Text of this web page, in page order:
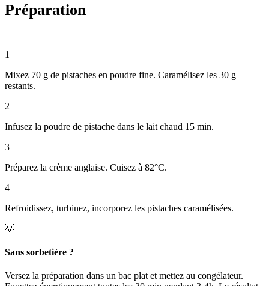
Préparation
1
Mixez 70 g de pistaches en poudre fine. Caramélisez les 30 g
restants.
2
Infusez la poudre de pistache dans le lait chaud 15 min.
3
Préparez la crème anglaise. Cuisez à 82°C.
4
Refroidissez, turbinez, incorporez les pistaches caramélisées.
💡
Sans sorbetière ?
Versez la préparation dans un bac plat et mettez au congélateur.